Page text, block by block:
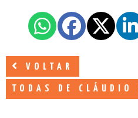
VOLTAR
TODAS DE CLÁUDIO